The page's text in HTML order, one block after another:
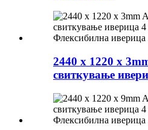
2440 x 1220 x
свиткување